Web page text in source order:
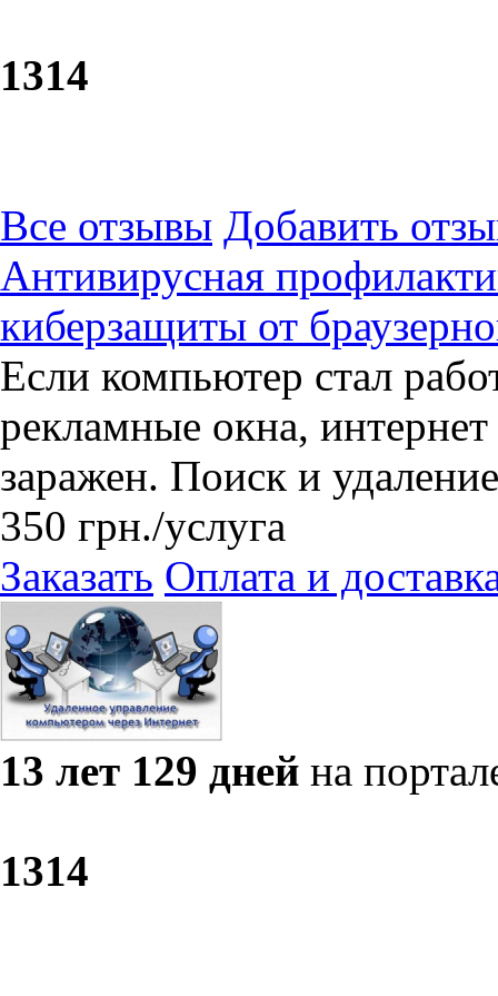
1314
Все отзывы Добавить
Антивирусная
киберзащиты от
Если компьютер стал
рекламные окна,
заражен. Поиск и
350 грн./услуга
Заказать Оплата и
13 лет 129 дней на
1314